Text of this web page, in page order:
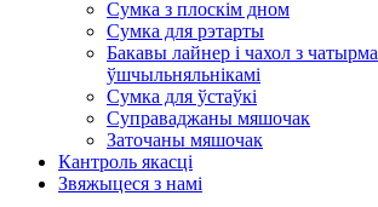
Сумка з плоскім дном
Сумка для рэтарты
Бакавы лайнер і чахол з чатырма
ўшчыльняльнікамі
Сумка для ўстаўкі
Суправаджаны мяшочак
Заточаны мяшочак
Кантроль якасці
Звяжыцеся з намі